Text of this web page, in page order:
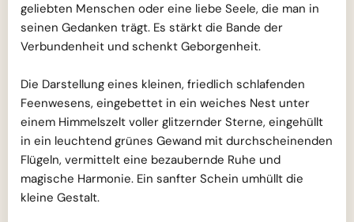
geliebten Menschen oder eine liebe Seele, die man in
seinen Gedanken trägt. Es stärkt die Bande der
Verbundenheit und schenkt Geborgenheit.
Die Darstellung eines kleinen, friedlich schlafenden
Feenwesens, eingebettet in ein weiches Nest unter
einem Himmelszelt voller glitzernder Sterne, eingehüllt
in ein leuchtend grünes Gewand mit durchscheinenden
Flügeln, vermittelt eine bezaubernde Ruhe und
magische Harmonie. Ein sanfter Schein umhüllt die
kleine Gestalt.